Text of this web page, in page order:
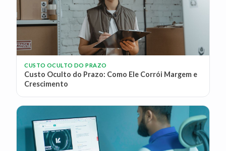
CUSTO OCULTO DO PRAZO
Custo Oculto do Prazo: Como Ele Corrói Margem e
Crescimento